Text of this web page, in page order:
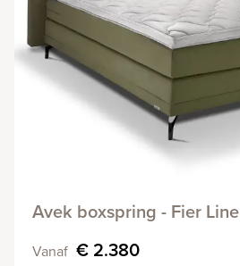
Avek boxspring - Fier Line
Vanaf € 2.380